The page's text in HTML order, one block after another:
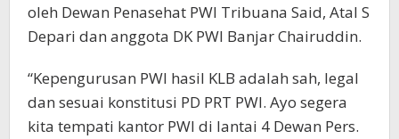
oleh Dewan Penasehat PWI Tribuana Said, Atal S
Depari dan anggota DK PWI Banjar Chairuddin.
“Kepengurusan PWI hasil KLB adalah sah, legal
dan sesuai konstitusi PD PRT PWI. Ayo segera
kita tempati kantor PWI di lantai 4 Dewan Pers.